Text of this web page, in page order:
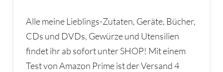
Alle meine Lieblings-Zutaten, Geräte, Bücher,
CDs und DVDs, Gewürze und Utensilien
findet ihr ab sofort unter SHOP! Mit einem
Test von Amazon Prime ist der Versand 4